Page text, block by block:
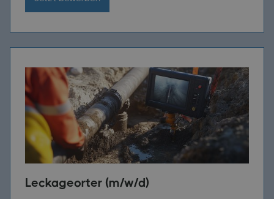
Leckageorter (m/w/d)